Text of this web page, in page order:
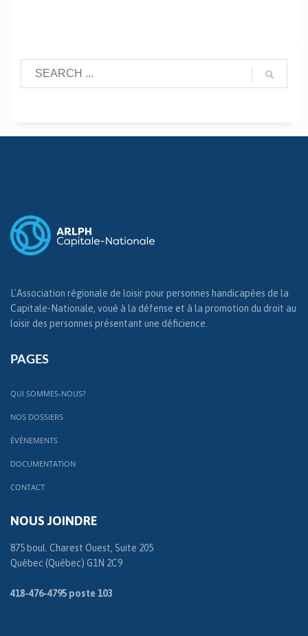
L'Association régionale de loisir pour personnes handicapées de la
Capitale-Nationale, voué à la défense et à la promotion du droit au
loisir des personnes présentant une déficience.
PAGES
QUI SOMMES-NOUS?
NOS DOSSIERS
ÉVÉNEMENTS
DOCUMENTATION
CONTACT
NOUS JOINDRE
875 boul. Charest Ouest, Suite 205
Québec (Québec) G1N 2C9
418-476-4795 poste 103